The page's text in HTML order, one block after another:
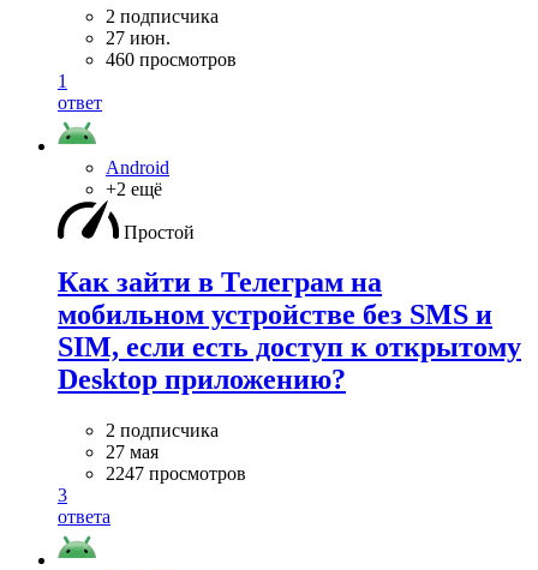
2 подписчика
27 июн.
460 просмотров
1
ответ
Android
+2 ещё
Простой
Как зайти в Телеграм на
мобильном устройстве без SMS и
SIM, если есть доступ к открытому
Desktop приложению?
2 подписчика
27 мая
2247 просмотров
3
ответа